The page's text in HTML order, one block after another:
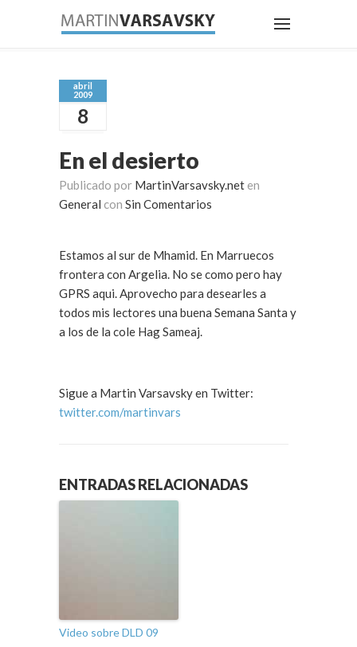
abril
2009
8
En el desierto
Publicado por MartinVarsavsky.net en
General con Sin Comentarios
Estamos al sur de Mhamid. En Marruecos
frontera con Argelia. No se como pero hay
GPRS aqui. Aprovecho para desearles a
todos mis lectores una buena Semana Santa y
a los de la cole Hag Sameaj.
Sigue a Martin Varsavsky en Twitter:
twitter.com/martinvars
ENTRADAS RELACIONADAS
Video sobre DLD 09